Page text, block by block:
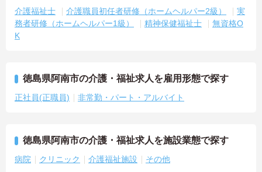
介護福祉士 介護職員初任者研修（ホームヘルパー2級）
実
務者研修（ホームヘルパー1級）
精神保健福祉士
無資格O
K
徳島県阿南市の介護・福祉求人を雇用形態で探す
正社員(正職員) 非常勤・パート・アルバイト
徳島県阿南市の介護・福祉求人を施設業態で探す
病院 クリニック 介護福祉施設 その他